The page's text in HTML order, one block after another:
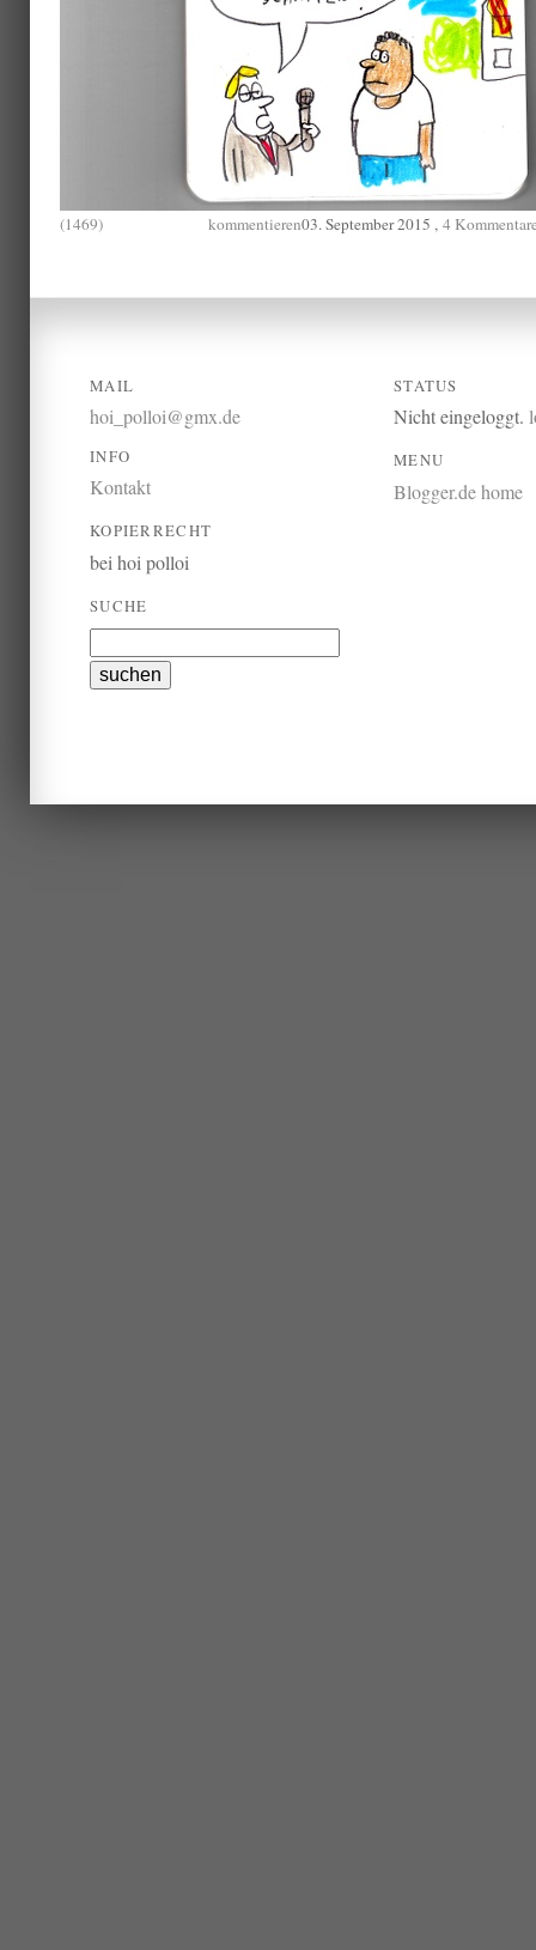
(1469) 4
03. September 2015 ,
kommentieren
MAIL
hoi_polloi@gmx.de
INFO
Kontakt
KOPIERRECHT
bei hoi polloi
SUCHE
STATUS
Nicht eingeloggt.
MENU
Blogger.de home